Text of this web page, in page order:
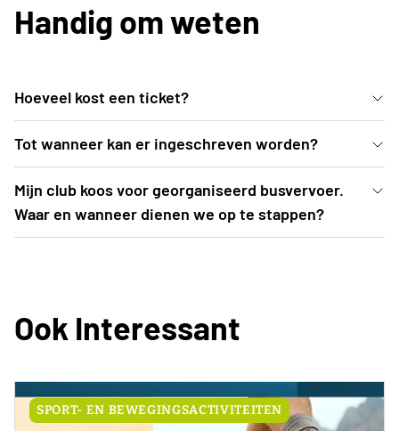
Handig om weten
Hoeveel kost een ticket?
Een ticket categorie 1 (= parterre + eerste rijen 1e
balkon) kost 56 EUR. Een ticket categorie 2
bedraagt 46 EUR.
Tot wanneer kan er ingeschreven worden?
Inschrijven kan uiterlijk t.e.m. 2 oktober 2026 of tot
zolang de voorraad strekt (= teller op 0 -> als
deelnemers kom je automatisch op wachtlijst
Mijn club koos voor georganiseerd busvervoer.
Waar en wanneer dienen we op te stappen?
november) ontvangt het clubbestuur de busroute,
Ook Interessant
SPORT- EN BEWEGINGSACTIVITEITEN